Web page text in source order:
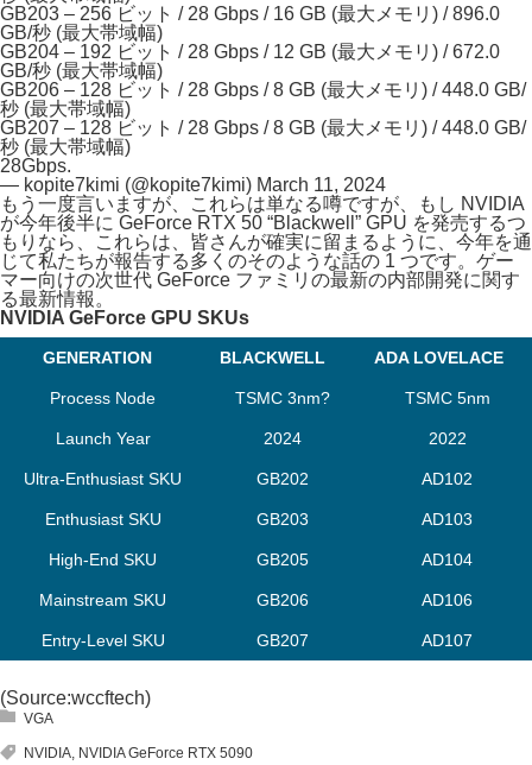
GB203 – 256 ビット / 28 Gbps / 16 GB (最大メモリ) / 896.0
GB/秒 (最大帯域幅)
GB204 – 192 ビット / 28 Gbps / 12 GB (最大メモリ) / 672.0
GB/秒 (最大帯域幅)
GB206 – 128 ビット / 28 Gbps / 8 GB (最大メモリ) / 448.0 GB/
秒 (最大帯域幅)
GB207 – 128 ビット / 28 Gbps / 8 GB (最大メモリ) / 448.0 GB/
秒 (最大帯域幅)
28Gbps.
— kopite7kimi (@kopite7kimi) March 11, 2024
もう一度言いますが、これらは単なる噂ですが、もし NVIDIA
が今年後半に GeForce RTX 50 “Blackwell” GPU を発売するつ
もりなら、これらは、皆さんが確実に留まるように、今年を通
じて私たちが報告する多くのそのような話の 1 つです。ゲー
マー向けの次世代 GeForce ファミリの最新の内部開発に関す
る最新情報。
NVIDIA GeForce GPU SKUs
GENERATION BLACKWELL
ADA LOVELACE
Process Node TSMC 3nm? TSMC 5nm
Launch Year 2024 2022
Ultra-Enthusiast SKU GB202 AD102
Enthusiast SKU GB203 AD103
High-End SKU GB205 AD104
Mainstream SKU GB206 AD106
Entry-Level SKU GB207 AD107
(Source:wccftech)
VGA
NVIDIA, NVIDIA GeForce RTX 5090